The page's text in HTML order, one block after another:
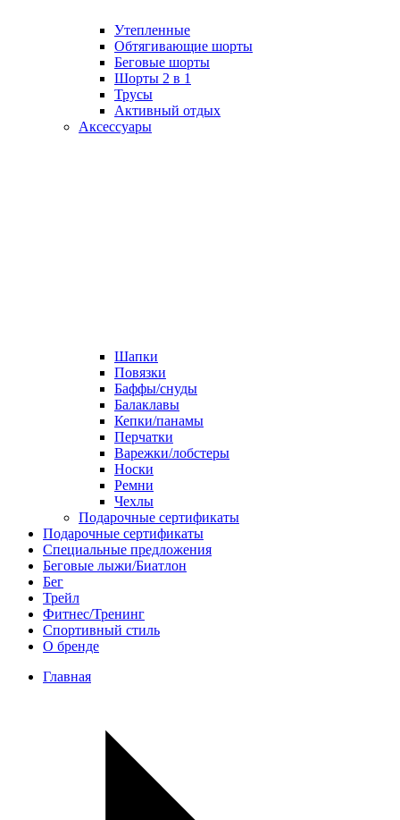
Утепленные
Обтягивающие шорты
Беговые шорты
Шорты 2 в 1
Трусы
Активный отдых
Аксессуары
Шапки
Повязки
Баффы/снуды
Балаклавы
Кепки/панамы
Перчатки
Варежки/лобстеры
Носки
Ремни
Чехлы
Подарочные сертификаты
Подарочные сертификаты
Специальные предложения
Беговые лыжи/Биатлон
Бег
Трейл
Фитнес/Тренинг
Спортивный стиль
О бренде
Главная